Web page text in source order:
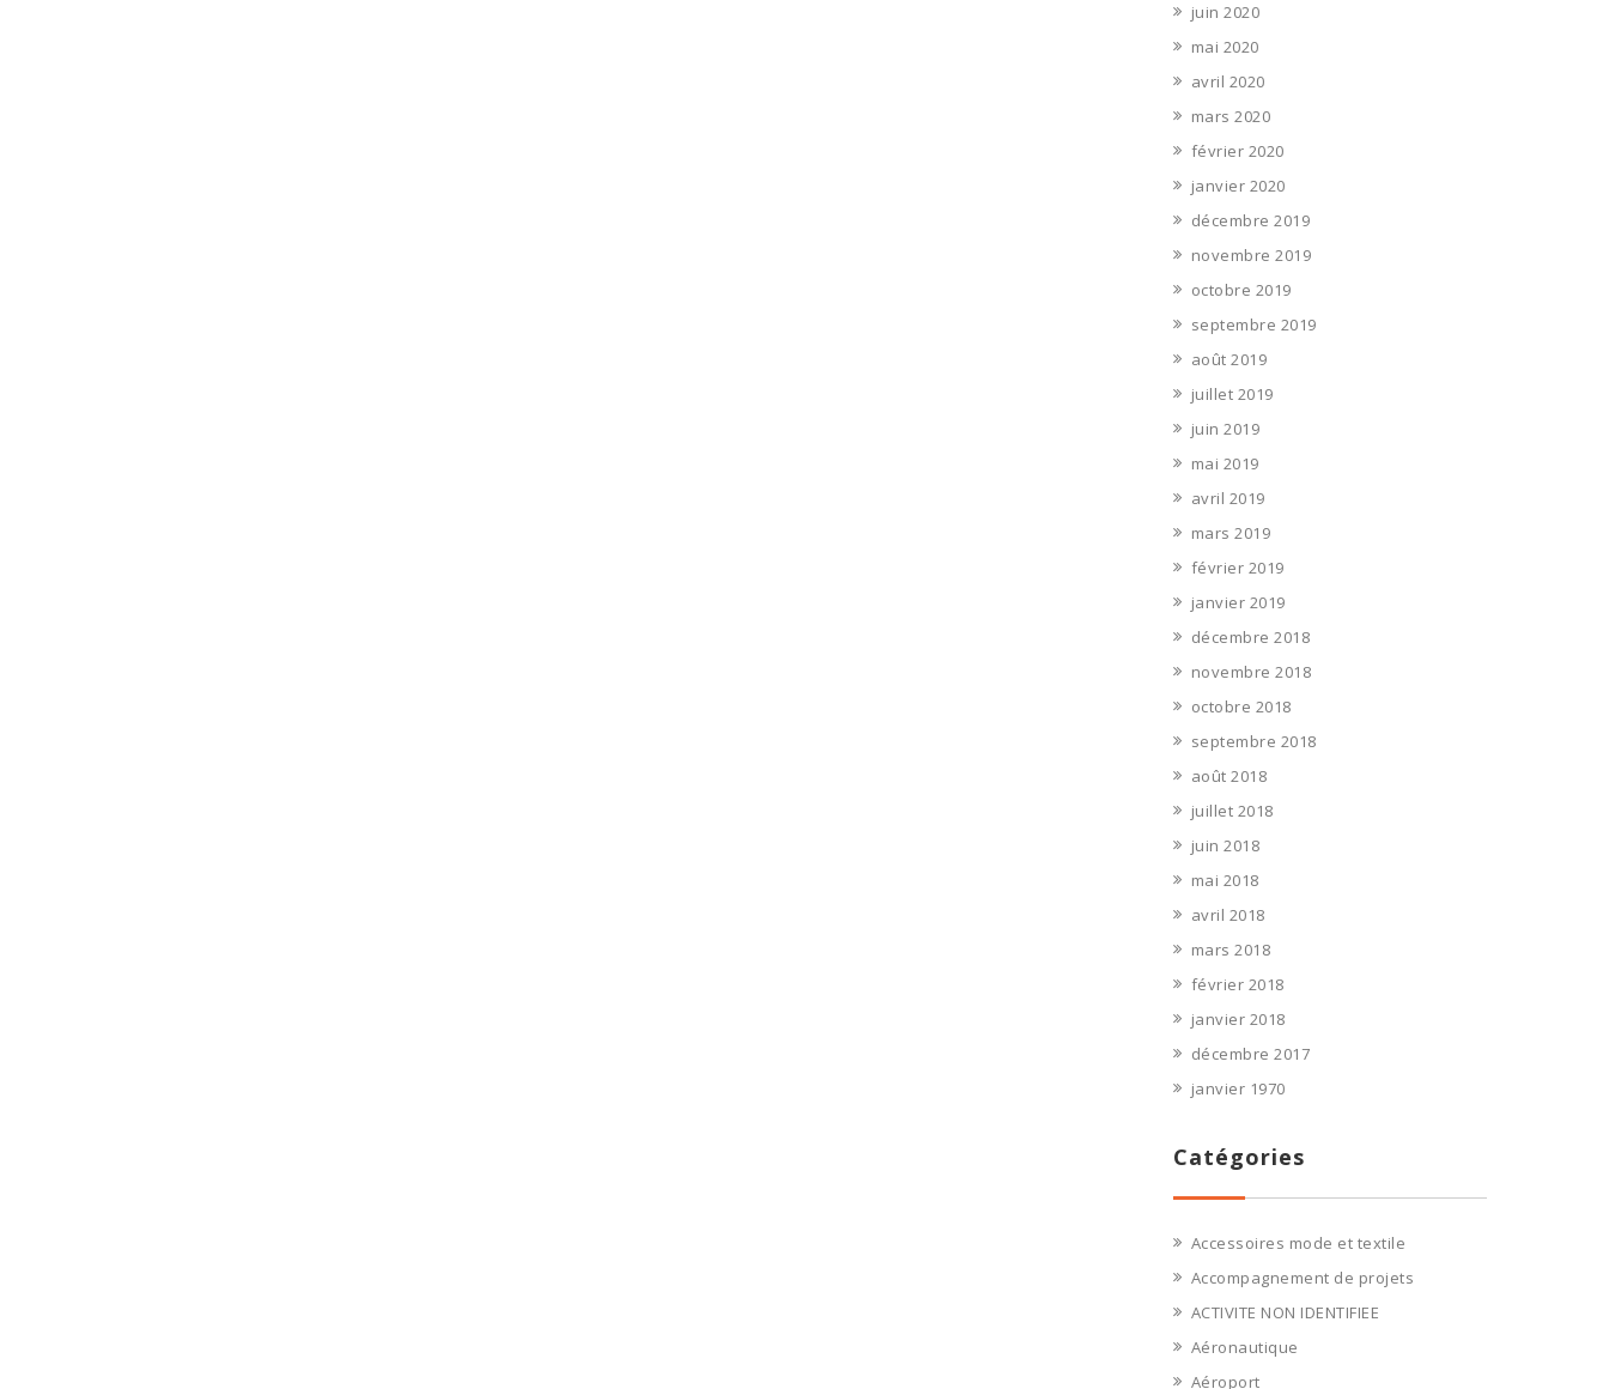
juin 2020
mai 2020
avril 2020
mars 2020
février 2020
janvier 2020
décembre 2019
novembre 2019
octobre 2019
septembre 2019
août 2019
juillet 2019
juin 2019
mai 2019
avril 2019
mars 2019
février 2019
janvier 2019
décembre 2018
novembre 2018
octobre 2018
septembre 2018
août 2018
juillet 2018
juin 2018
mai 2018
avril 2018
mars 2018
février 2018
janvier 2018
décembre 2017
janvier 1970
Catégories
Accessoires mode et textile
Accompagnement de projets
ACTIVITE NON IDENTIFIEE
Aéronautique
Aéroport